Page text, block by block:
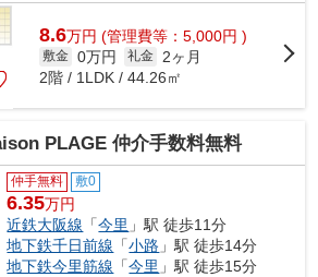
8.6万円 (管理費等：5,000円 )
敷金 0万円 礼金
2ヶ月
2階 / 1LDK / 44.26㎡
PLAGE 仲介手数料無料
仲手無料 敷0
6.35万円
近鉄大阪線 「今里 」駅 徒歩11分
地下鉄千日前線 「小路 」駅 徒歩14分
地下鉄今里筋線 「今里 」駅 徒歩15分